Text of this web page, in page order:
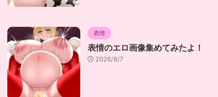
表情
表情のエロ画像集めてみたよ！
2026/8/7